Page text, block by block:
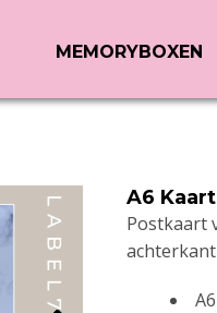
MEMORYBOXEN
A6 Kaart
Postkaart